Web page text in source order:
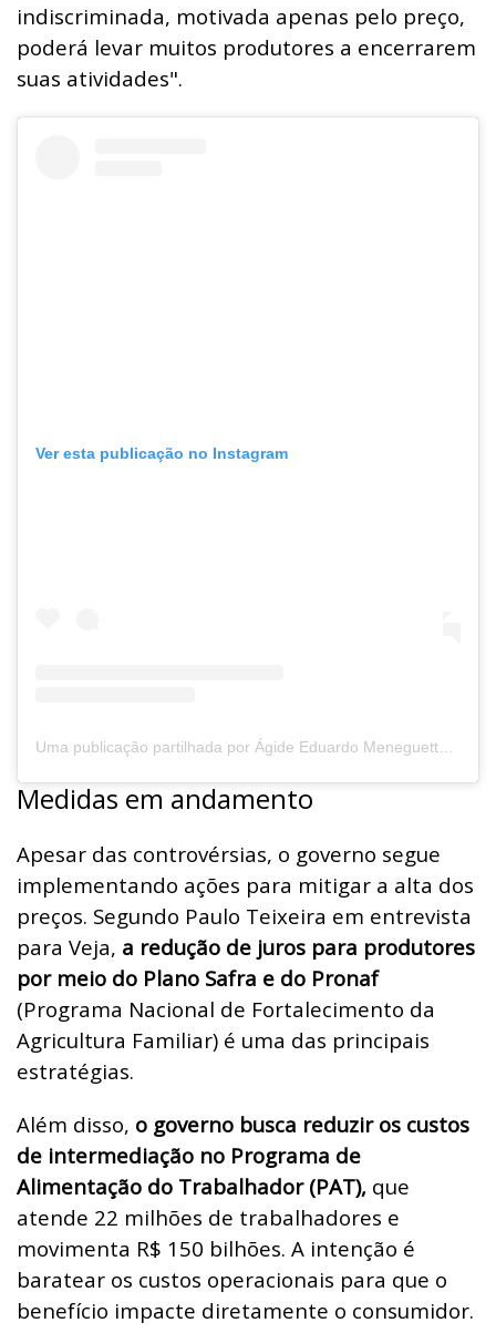
indiscriminada, motivada apenas pelo preço,
poderá levar muitos produtores a encerrarem
suas atividades".
Ver esta publicação no Instagram
Medidas em andamento
Apesar das controvérsias, o governo segue
implementando ações para mitigar a alta dos
preços. Segundo Paulo Teixeira em entrevista
para Veja, a redução de juros para produtores
por meio do Plano Safra e do Pronaf
(Programa Nacional de Fortalecimento da
Agricultura Familiar) é uma das principais
estratégias.
Além disso, o governo busca reduzir os custos
de intermediação no Programa de
Alimentação do Trabalhador (PAT), que
atende 22 milhões de trabalhadores e
movimenta R$ 150 bilhões. A intenção é
baratear os custos operacionais para que o
benefício impacte diretamente o consumidor.